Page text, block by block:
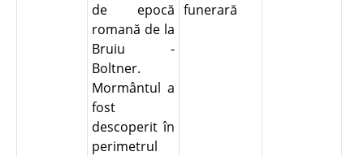
de epocă
romană de la
Bruiu -
Boltner.
Mormântul a
fost
descoperit în
perimetrul
funerară